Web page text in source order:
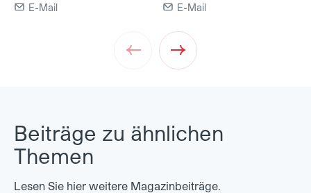
E-Mail
E-Mail
Next
Beiträge zu ähnlichen
Themen
Lesen Sie hier weitere Magazinbeiträge.